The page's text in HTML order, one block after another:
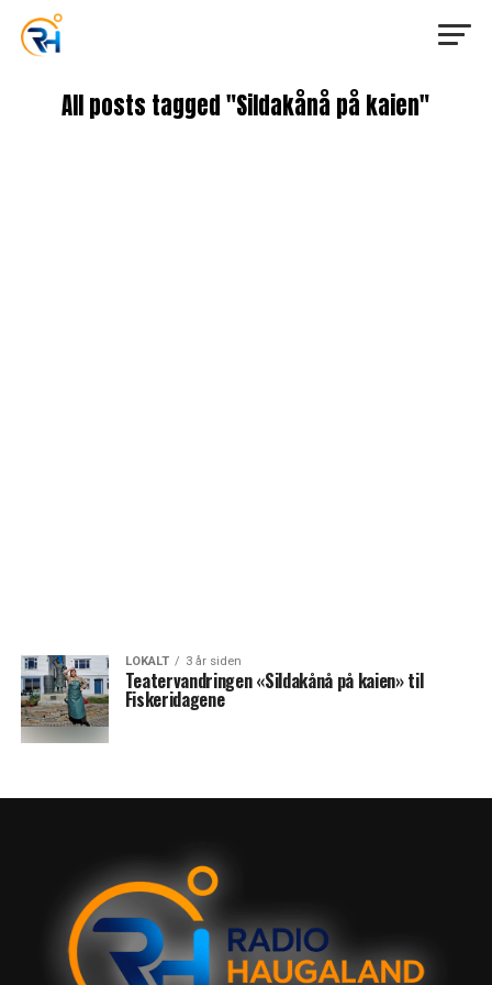
All posts tagged "Sildakånå på kaien"
LOKALT 3 år siden
Teatervandringen «Sildakånå på kaien» til
Fiskeridagene